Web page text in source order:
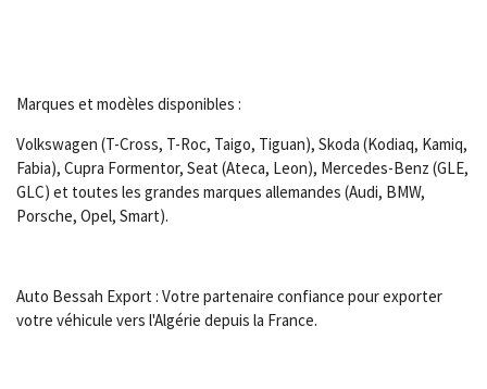
Marques et modèles disponibles :
Volkswagen (T-Cross, T-Roc, Taigo, Tiguan), Skoda (Kodiaq, Kamiq,
Fabia), Cupra Formentor, Seat (Ateca, Leon), Mercedes-Benz (GLE,
GLC) et toutes les grandes marques allemandes (Audi, BMW,
Porsche, Opel, Smart).
Auto Bessah Export : Votre partenaire confiance pour exporter
votre véhicule vers l'Algérie depuis la France.